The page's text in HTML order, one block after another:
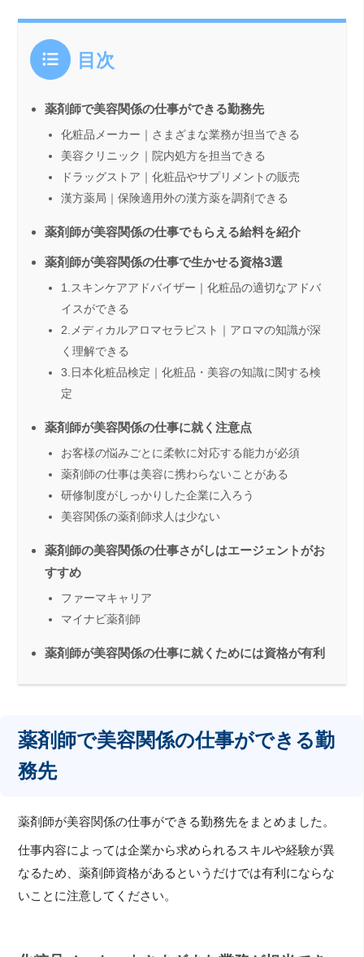
目次
薬剤師で美容関係の仕事ができる勤務先
化粧品メーカー｜さまざまな業務が担当できる
美容クリニック｜院内処方を担当できる
ドラッグストア｜化粧品やサプリメントの販売
漢方薬局｜保険適用外の漢方薬を調剤できる
薬剤師が美容関係の仕事でもらえる給料を紹介
薬剤師が美容関係の仕事で生かせる資格3選
1.スキンケアアドバイザー｜化粧品の適切なアドバ
イスができる
2.メディカルアロマセラピスト｜アロマの知識が深
く理解できる
3.日本化粧品検定｜化粧品・美容の知識に関する検
定
薬剤師が美容関係の仕事に就く注意点
お客様の悩みごとに柔軟に対応する能力が必須
薬剤師の仕事は美容に携わらないことがある
研修制度がしっかりした企業に入ろう
美容関係の薬剤師求人は少ない
薬剤師の美容関係の仕事さがしはエージェントがお
すすめ
ファーマキャリア
マイナビ薬剤師
薬剤師が美容関係の仕事に就くためには資格が有利
薬剤師で美容関係の仕事ができる勤
務先
薬剤師が美容関係の仕事ができる勤務先をまとめました。
仕事内容によっては企業から求められるスキルや経験が異
なるため、薬剤師資格があるというだけでは有利にならな
いことに注意してください。